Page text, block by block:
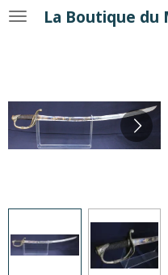
PasserLa Boutique du